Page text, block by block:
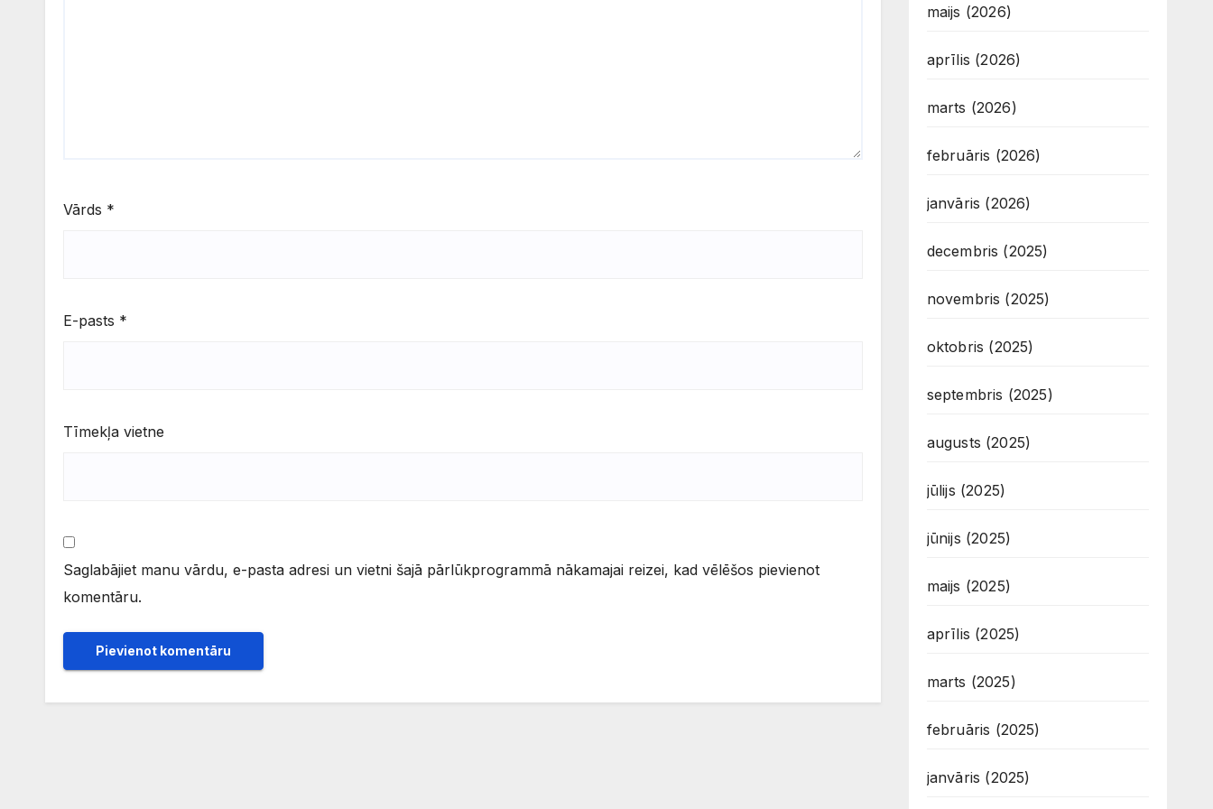
Vārds *
E-pasts *
Tīmekļa vietne
Saglabājiet manu vārdu, e-pasta adresi un vietni šajā pārlūkprogrammā nākamajai reizei, kad vēlēšos pievienot
komentāru.
maijs (2026)
aprīlis (2026)
marts (2026)
februāris (2026)
janvāris (2026)
decembris (2025)
novembris (2025)
oktobris (2025)
septembris (2025)
augusts (2025)
jūlijs (2025)
jūnijs (2025)
maijs (2025)
aprīlis (2025)
marts (2025)
februāris (2025)
janvāris (2025)